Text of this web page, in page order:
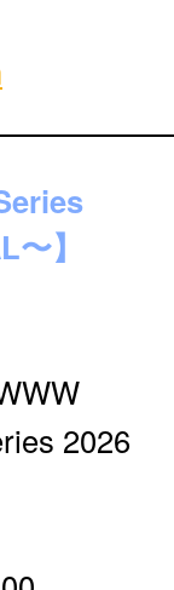
】
2026